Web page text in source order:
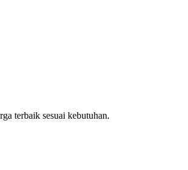
terbaik sesuai kebutuhan.